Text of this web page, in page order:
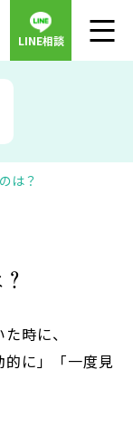
LINE相談
は？
時に、
に」「一度見